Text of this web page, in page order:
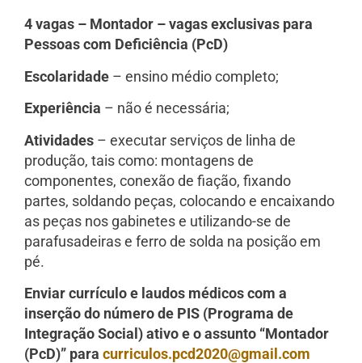
4 vagas – Montador – vagas exclusivas para
Pessoas com Deficiência (PcD)
Escolaridade – ensino médio completo;
Experiência – não é necessária;
Atividades – executar serviços de linha de
produção, tais como: montagens de
componentes, conexão de fiação, fixando
partes, soldando peças, colocando e encaixando
as peças nos gabinetes e utilizando-se de
parafusadeiras e ferro de solda na posição em
pé.
Enviar currículo e laudos médicos com a
inserção do número de PIS (Programa de
Integração Social) ativo e o assunto “Montador
(PcD)” para curriculos.pcd2020@gmail.com